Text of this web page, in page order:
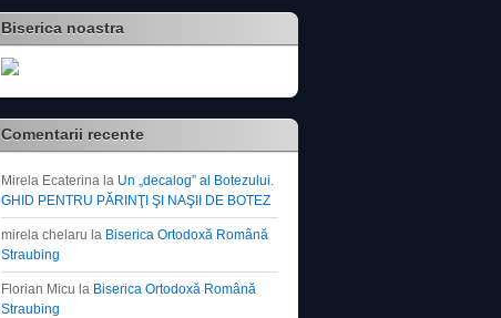
Biserica noastra
Comentarii recente
Mirela Ecaterina la Un „decalog” al Botezului.
GHID PENTRU PĂRINŢI ŞI NAŞII DE BOTEZ
mirela chelaru la Biserica Ortodoxă Română
Straubing
Florian Micu la Biserica Ortodoxă Română
Straubing